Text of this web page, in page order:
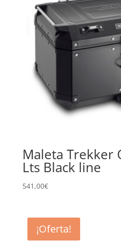
Maleta Trekker
Lts Black line
541,00€
¡Oferta!